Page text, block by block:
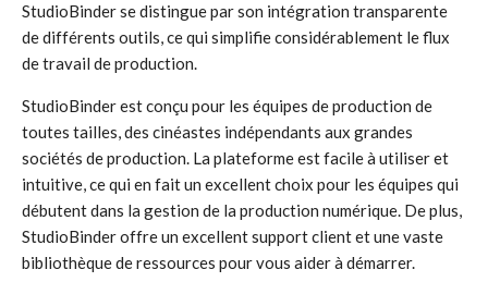
StudioBinder se distingue par son intégration transparente
de différents outils, ce qui simplifie considérablement le flux
de travail de production.
StudioBinder est conçu pour les équipes de production de
toutes tailles, des cinéastes indépendants aux grandes
sociétés de production. La plateforme est facile à utiliser et
intuitive, ce qui en fait un excellent choix pour les équipes qui
débutent dans la gestion de la production numérique. De plus,
StudioBinder offre un excellent support client et une vaste
bibliothèque de ressources pour vous aider à démarrer.